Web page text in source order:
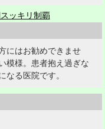
ッキリ制覇
にはお勧めできませ
模様。患者抱え過ぎな
る医院です。